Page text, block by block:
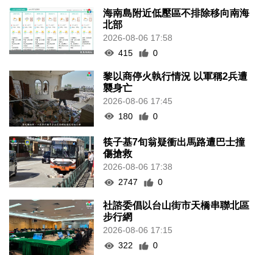
海南島附近低壓區不排除移向南海
北部
2026-08-06 17:58
415
0
黎以商停火執行情況 以軍稱2兵遭
襲身亡
2026-08-06 17:45
180
0
筷子基7旬翁疑衝出馬路遭巴士撞
傷搶救
2026-08-06 17:38
2747
0
社諮委倡以台山街市天橋串聯北區
步行網
2026-08-06 17:15
322
0